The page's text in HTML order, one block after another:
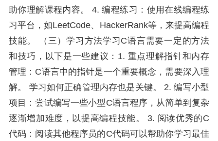
助你理解课程内容。 4. 编程练习：使用在线编程练
习平台，如LeetCode、HackerRank等，来提高编程
技能。 （三）学习方法学习C语言需要一定的方法
和技巧，以下是一些建议：1. 重点理解指针和内存
管理：C语言中的指针是一个重要概念，需要深入理
解。 学习如何正确管理内存也是关键。 2. 编写小型
项目：尝试编写一些小型C语言程序，从简单到复杂
逐渐增加难度，以提高编程技能。 3. 阅读优秀的C
代码：阅读其他程序员的C代码可以帮助你学习最佳